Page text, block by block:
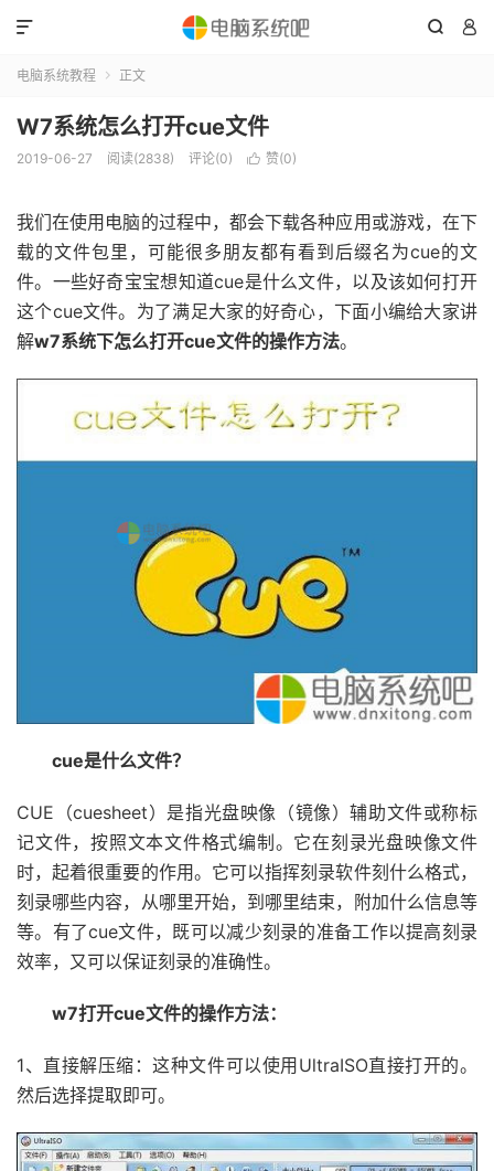
 

电脑系统教程  正文
W7系统怎么打开cue文件
2019-06-27 阅读(2838) 评论(0)  赞(0)
我们在使用电脑的过程中，都会下载各种应用或游戏，在下
载的文件包里，可能很多朋友都有看到后缀名为cue的文
件。一些好奇宝宝想知道cue是什么文件，以及该如何打开
这个cue文件。为了满足大家的好奇心，下面小编给大家讲
解w7系统下怎么打开cue文件的操作方法。
cue是什么文件？
CUE（cuesheet）是指光盘映像（镜像）辅助文件或称标
记文件，按照文本文件格式编制。它在刻录光盘映像文件
时，起着很重要的作用。它可以指挥刻录软件刻什么格式，
刻录哪些内容，从哪里开始，到哪里结束，附加什么信息等
等。有了cue文件，既可以减少刻录的准备工作以提高刻录
效率，又可以保证刻录的准确性。
w7打开cue文件的操作方法：
1、直接解压缩：这种文件可以使用UltraISO直接打开的。
然后选择提取即可。